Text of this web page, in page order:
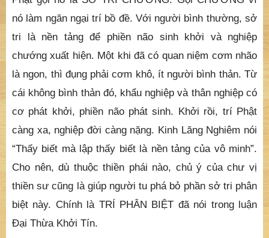
nó làm ngăn ngại trí bồ đề. Với người bình thường, sở
tri là nền tảng để phiền não sinh khởi và nghiệp
chướng xuất hiện. Một khi đã có quan niệm cơm nhão
là ngon, thì đụng phải cơm khô, ít người bình thản. Từ
cái không bình thản đó, khẩu nghiệp và thân nghiệp có
cơ phát khởi, phiền não phát sinh. Khởi rồi, trí Phật
càng xa, nghiệp đời càng nặng. Kinh Lăng Nghiêm nói
“Thấy biết mà lập thấy biết là nền tảng của vô minh”.
Cho nên, dù thuộc thiền phái nào, chủ ý của chư vị
thiền sư cũng là giúp người tu phá bỏ phần sở tri phân
biệt này. Chính là TRÍ PHÂN BIỆT đã nói trong luận
Đại Thừa Khởi Tín.